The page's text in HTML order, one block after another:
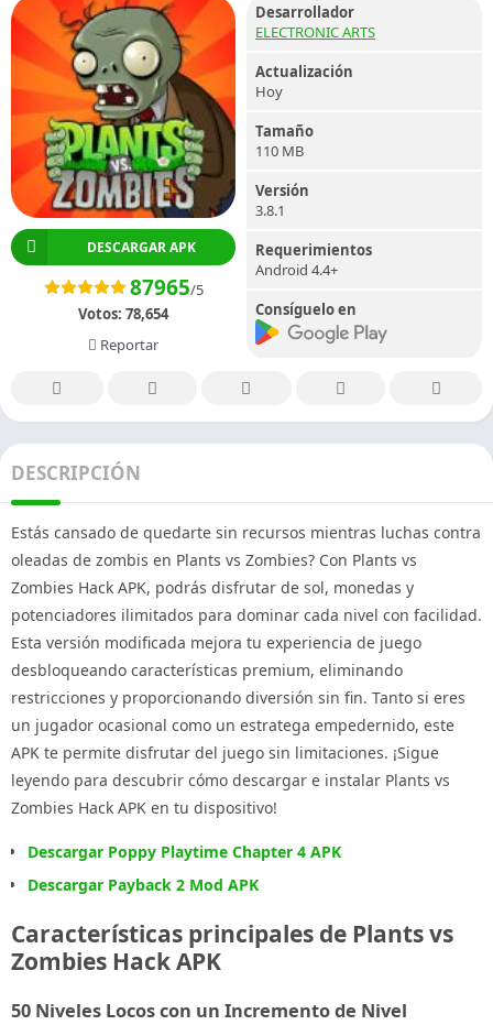
DESCARGAR APK
87965/5
Votos: 78,654
Reportar
Desarrollador
ELECTRONIC ARTS
Actualización
Hoy
Tamaño
110 MB
Versión
3.8.1
Requerimientos
Android 4.4+
Consíguelo en
DESCRIPCIÓN
Estás cansado de quedarte sin recursos mientras luchas contra
oleadas de zombis en Plants vs Zombies? Con Plants vs
Zombies Hack APK, podrás disfrutar de sol, monedas y
potenciadores ilimitados para dominar cada nivel con facilidad.
Esta versión modificada mejora tu experiencia de juego
desbloqueando características premium, eliminando
restricciones y proporcionando diversión sin fin. Tanto si eres
un jugador ocasional como un estratega empedernido, este
APK te permite disfrutar del juego sin limitaciones. ¡Sigue
leyendo para descubrir cómo descargar e instalar Plants vs
Zombies Hack APK en tu dispositivo!
Descargar Poppy Playtime Chapter 4 APK
Descargar Payback 2 Mod APK
Características principales de Plants vs
Zombies Hack APK
50 Niveles Locos con un Incremento de Nivel